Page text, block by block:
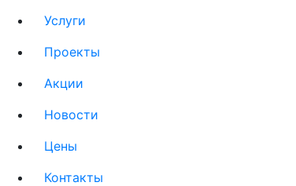
Услуги
Проекты
Акции
Новости
Цены
Контакты